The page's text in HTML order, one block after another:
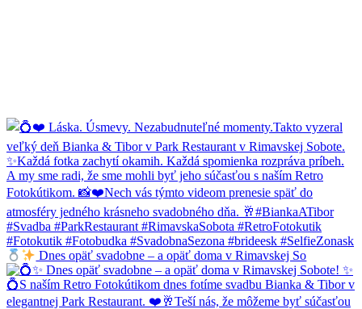
Dnes opäť svadobne – a opäť doma v Rimavskej So